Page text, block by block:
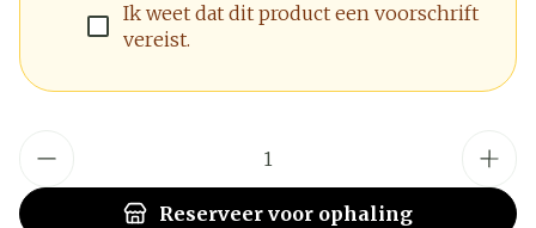
Ik weet dat dit product een voorschrift
vereist.
Reserveer voor ophaling